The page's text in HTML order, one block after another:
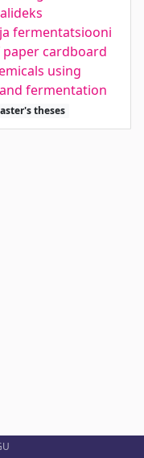
fermentatsiooni
cardboard
using
fermentation
theses